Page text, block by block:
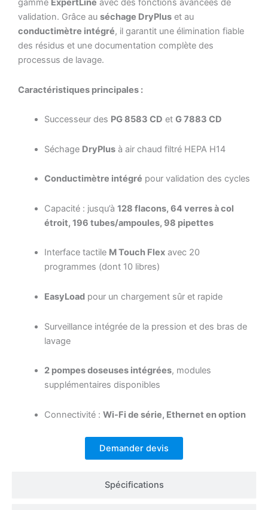
Spécifications
gamme ExpertLine avec des fonctions avancées de
validation. Grâce au séchage DryPlus et au
conductimètre intégré, il garantit une élimination fiable
des résidus et une documentation complète des
processus de lavage.
Caractéristiques principales :
Successeur des PG 8583 CD et G 7883 CD
Séchage DryPlusà air chaud filtré HEPA H14
Conductimètre intégré pour validation des cycles
Capacité : jusqu’à 128 flacons, 64 verres à col
étroit, 196 tubes/ampoules, 98 pipettes
Interface tactile M Touch Flexavec 20
programmes (dont 10 libres)
EasyLoadpour un chargement sûr et rapide
Surveillance intégrée de la pression et des bras de
lavage
2 pompes doseuses intégrées, modules
supplémentaires disponibles
Connectivité : Wi-Fi de série, Ethernet en option
Demander devis